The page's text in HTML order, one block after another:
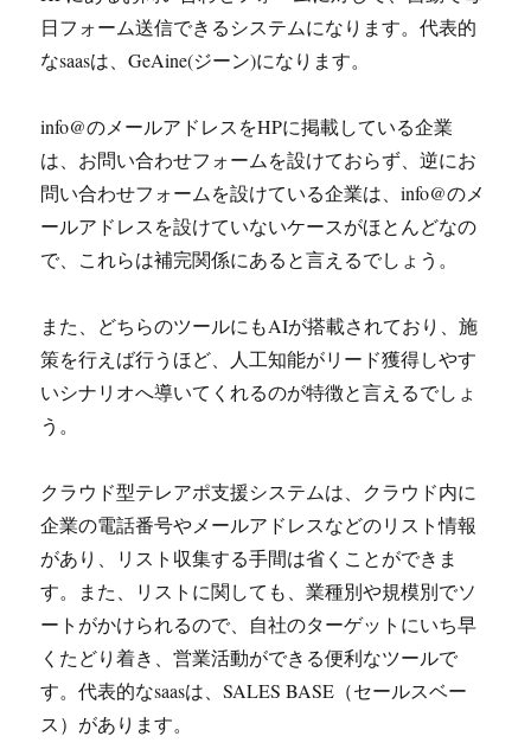
日フォーム送信できるシステムになります。代表的
なsaasは、GeAine(ジーン)になります。
info@のメールアドレスをHPに掲載している企業
は、お問い合わせフォームを設けておらず、逆にお
問い合わせフォームを設けている企業は、info@のメ
ールアドレスを設けていないケースがほとんどなの
で、これらは補完関係にあると言えるでしょう。
また、どちらのツールにもAIが搭載されており、施
策を行えば行うほど、人工知能がリード獲得しやす
いシナリオへ導いてくれるのが特徴と言えるでしょ
う。
クラウド型テレアポ支援システムは、クラウド内に
企業の電話番号やメールアドレスなどのリスト情報
があり、リスト収集する手間は省くことができま
す。また、リストに関しても、業種別や規模別でソ
ートがかけられるので、自社のターゲットにいち早
くたどり着き、営業活動ができる便利なツールで
す。代表的なsaasは、SALES BASE（セールスベー
ス）があります。